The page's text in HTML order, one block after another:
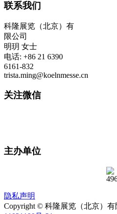
联系我们
科隆展览（北京）有
限公司
明玥 女士
电话: +86 21 6390
6161-832
trista.ming@koelnmesse.cn
关注微信
主办单位
隐私声明
Copyright © 科隆展览（北京）